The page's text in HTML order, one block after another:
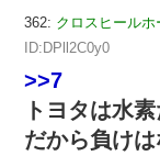
362: クロスヒール
ID:DPll2C0y0
>>7
トヨタは水
だから負け